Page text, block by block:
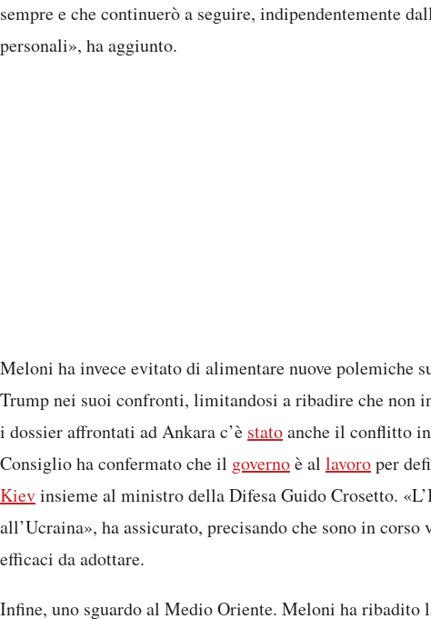
sempre e che continuerò a seguire, indipendentemente
personali», ha aggiunto.
Meloni ha invece evitato di alimentare nuove polemiche
Trump nei suoi confronti, limitandosi a ribadire che non
i dossier affrontati ad Ankara c’è statoanche il conflitto in
Consiglio ha confermato che il governoè al lavoroper
Kievinsieme al ministro della Difesa Guido Crosetto.
all’Ucraina», ha assicurato, precisando che sono in
efficaci da adottare.
Infine, uno sguardo al Medio Oriente. Meloni ha ribadito